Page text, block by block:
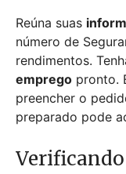
Reúna suas
número de
rendimentos.
emprego pronto.
preencher o
preparado pode